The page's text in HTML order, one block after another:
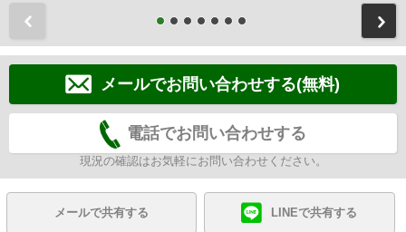
メールでお問い合わせする(無料)
電話でお問い合わせする
現況の確認はお気軽にお問い合わせください。
メールで共有する LINEで共有する